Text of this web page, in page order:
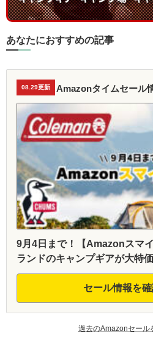
あなたにおすすめの記事
08.29更新 Amazonタイムセール
9月4日まで！【Amazonスマ
ランドのキャンプギアが大特価
セール情報を確
過去のAmazonセー